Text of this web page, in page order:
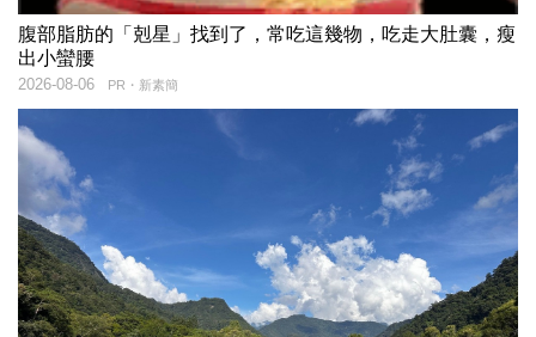
腹部脂肪的「剋星」找到了，常吃這幾物，吃走大肚囊，瘦
出小蠻腰
PR・新素簡
2026-08-06